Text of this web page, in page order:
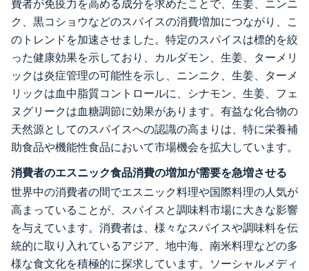
費者が免疫力を高める成分を求めたことで、生姜、ニンニ
ク、黒コショウなどのスパイスの消費増加につながり、こ
のトレンドを加速させました。特定のスパイスは標的を絞
った健康効果を示しており、カルダモン、生姜、ターメリ
ックは炎症管理の可能性を示し、ニンニク、生姜、ターメ
リックは血中脂質コントロールに、シナモン、生姜、フェ
ヌグリークは血糖調節に効果があります。有益な化合物の
天然源としてのスパイスへの認識の高まりは、特に栄養補
助食品や機能性食品において市場機会を拡大しています。
消費者のエスニック食品消費の増加が需要を急増させる
世界中の消費者の間でエスニック料理や国際料理の人気が
高まっていることが、スパイスと調味料市場に大きな影響
を与えています。消費者は、様々なスパイスや調味料を伝
統的に取り入れているアジア、地中海、南米料理などの多
様な食文化を積極的に探求しています。ソーシャルメディ